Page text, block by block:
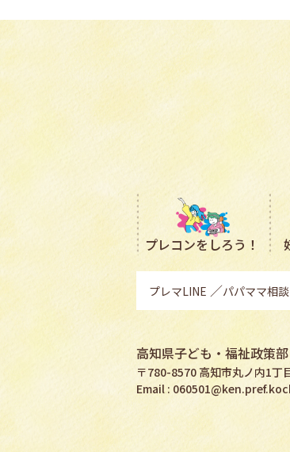
プレコンをしろう！
プレマLINE パパママ相談
高知県子ども・福祉政策
〒780-8570 高知市丸ノ内1丁
Email :